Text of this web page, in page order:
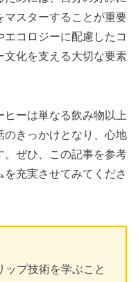
マスターすることが重要
コロジーに配慮したコ
文化を支える大切な要素
ーは単なる飲み物以上
のきっかけとなり、心地
。ぜひ、この記事を参考
充実させてみてくださ
ップ技術を学ぶこと